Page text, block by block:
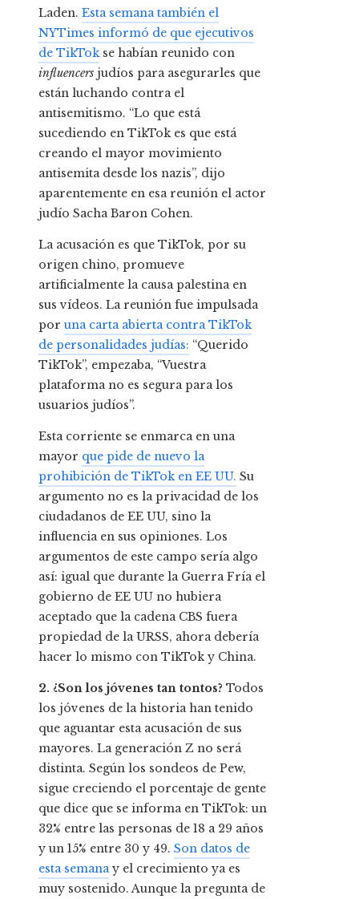
Laden. Esta semana también el
NYTimes informó de que ejecutivos
de TikTokse habían reunido con
influencers judíos para asegurarles que
están luchando contra el
antisemitismo. “Lo que está
sucediendo en TikTok es que está
creando el mayor movimiento
antisemita desde los nazis”, dijo
aparentemente en esa reunión el actor
judío Sacha Baron Cohen.
La acusación es que TikTok, por su
origen chino, promueve
artificialmente la causa palestina en
sus vídeos. La reunión fue impulsada
por una carta abierta contra TikTok
de personalidades judías: “Querido
TikTok”, empezaba, “Vuestra
plataforma no es segura para los
usuarios judíos”.
Esta corriente se enmarca en una
mayor que pide de nuevo la
prohibición de TikTok en EE UU. Su
argumento no es la privacidad de los
ciudadanos de EE UU, sino la
influencia en sus opiniones. Los
argumentos de este campo sería algo
así: igual que durante la Guerra Fría el
gobierno de EE UU no hubiera
aceptado que la cadena CBS fuera
propiedad de la URSS, ahora debería
hacer lo mismo con TikTok y China.
2. ¿Son los jóvenes tan tontos? Todos
los jóvenes de la historia han tenido
que aguantar esta acusación de sus
mayores. La generación Z no será
distinta. Según los sondeos de Pew,
sigue creciendo el porcentaje de gente
que dice que se informa en TikTok: un
32% entre las personas de 18 a 29 años
y un 15% entre 30 y 49. Son datos de
esta semanay el crecimiento ya es
muy sostenido. Aunque la pregunta de